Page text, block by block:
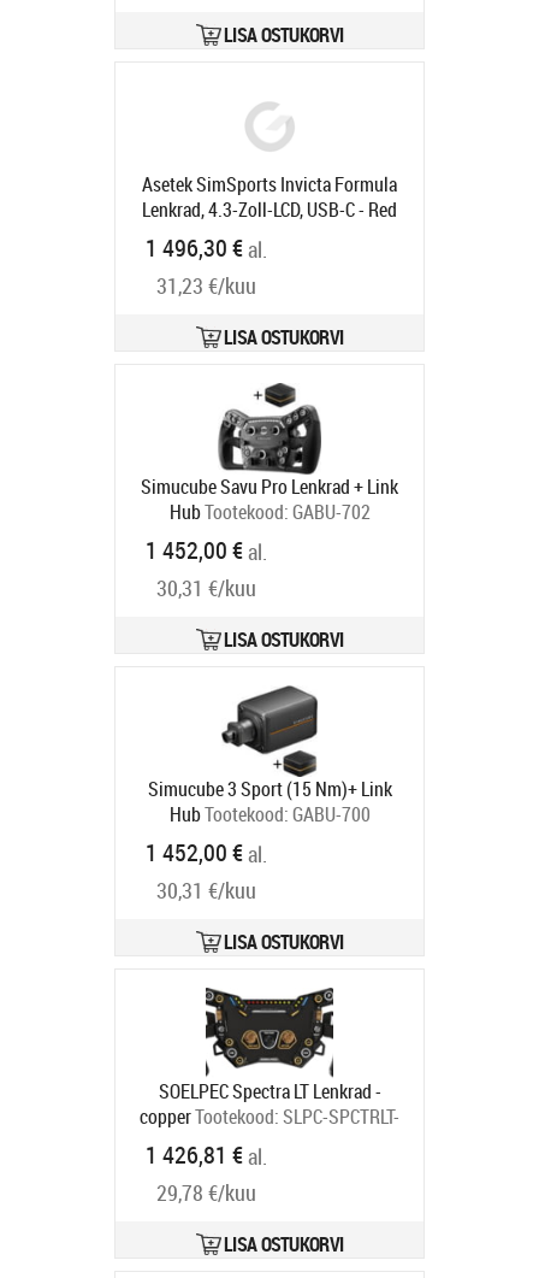
LISA OSTUKORVI
Asetek SimSports Invicta Formula
Lenkrad, 4.3-Zoll-LCD, USB-C - Red
on Black Edition
032-12444321
Tarneaeg 6-9 tp
1 496,30 €al.
31,23 €/kuu
LISA OSTUKORVI
Simucube Savu Pro Lenkrad + Link
HubTootekood:GABU-702
1 452,00 €al.
30,31 €/kuu
LISA OSTUKORVI
Simucube 3 Sport (15 Nm)+ Link
HubTootekood:GABU-700
1 452,00 €al.
30,31 €/kuu
LISA OSTUKORVI
SOELPEC Spectra LT Lenkrad -
copperTootekood:SLPC-SPCTRLT-
CO
Tarneaeg 6-9 tp
1 426,81 €al.
29,78 €/kuu
LISA OSTUKORVI